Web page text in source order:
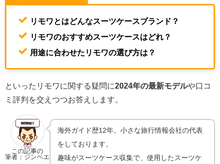
リモワとはどんなスーツケースブランド？
リモワのおすすめスーツケースはどれ？
用途に合わせたリモワの選び方は？
といったリモワに関する疑問に2024年の最新モデルや口コ
ミ評判を交えつつお答えします。
この記事の
筆者：ジンベエ
海外ガイド歴12年。小さな旅行情報会社の代表
をしております。
趣味がスーツケース収集で、使用したスーツケ